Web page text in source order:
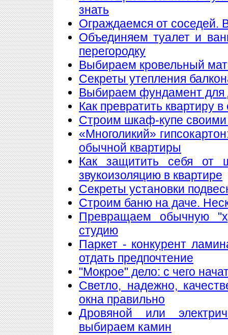
знать
Ограждаемся от соседей.
Объединяем туалет и
перегородку
Выбираем кровельный
Секреты утепления
Выбираем фундамент для
Как превратить квартиру
Строим шкаф-купе
«Многоликий»
обычной квартиры
Как защитить себя от
звукоизоляцию в квартире
Секреты установки
Строим баню на даче.
Превращаем обычную
студию
Паркет - конкурент
отдать предпочтение
"Мокрое" дело: с чего
Светло, надежно,
окна правильно
Дровяной или
выбираем камин